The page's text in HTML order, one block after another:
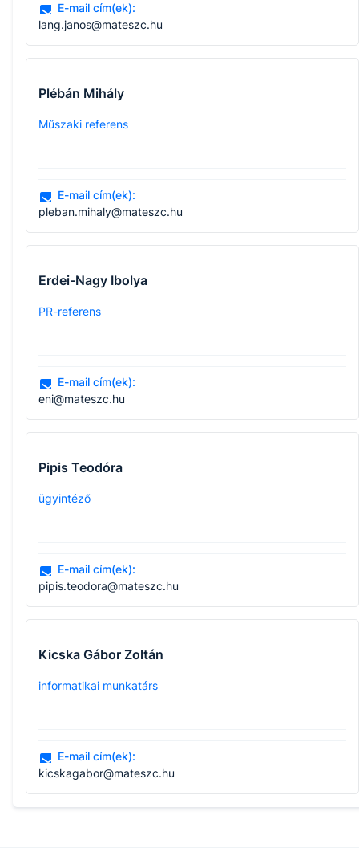
E-mail cím(ek):
lang.janos@mateszc.hu
Plébán Mihály
Műszaki referens
E-mail cím(ek):
pleban.mihaly@mateszc.hu
Erdei-Nagy Ibolya
PR-referens
E-mail cím(ek):
eni@mateszc.hu
Pipis Teodóra
ügyintéző
E-mail cím(ek):
pipis.teodora@mateszc.hu
Kicska Gábor Zoltán
informatikai munkatárs
E-mail cím(ek):
kicskagabor@mateszc.hu